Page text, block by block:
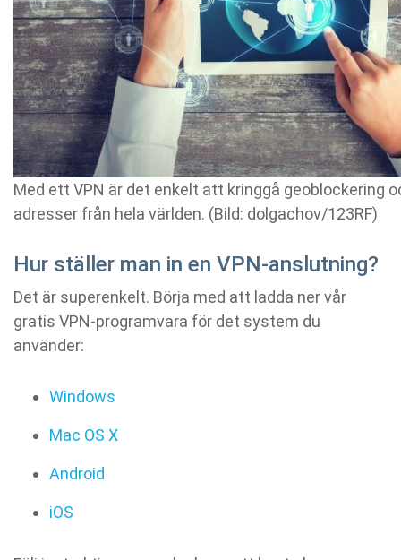
Med ett VPN är det enkelt att kringgå geoblockering
adresser från hela världen. (Bild: dolgachov/123RF)
Hur ställer man in en VPN-anslutning?
Det är superenkelt. Börja med att ladda ner vår
gratis VPN-programvara för det system du
använder:
Windows
Mac OS X
Android
iOS